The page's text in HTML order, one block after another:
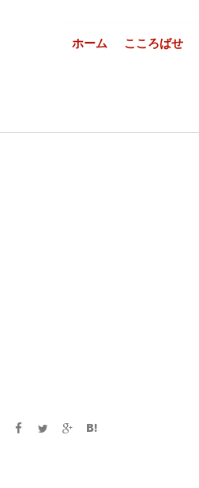
ホーム こころばせ